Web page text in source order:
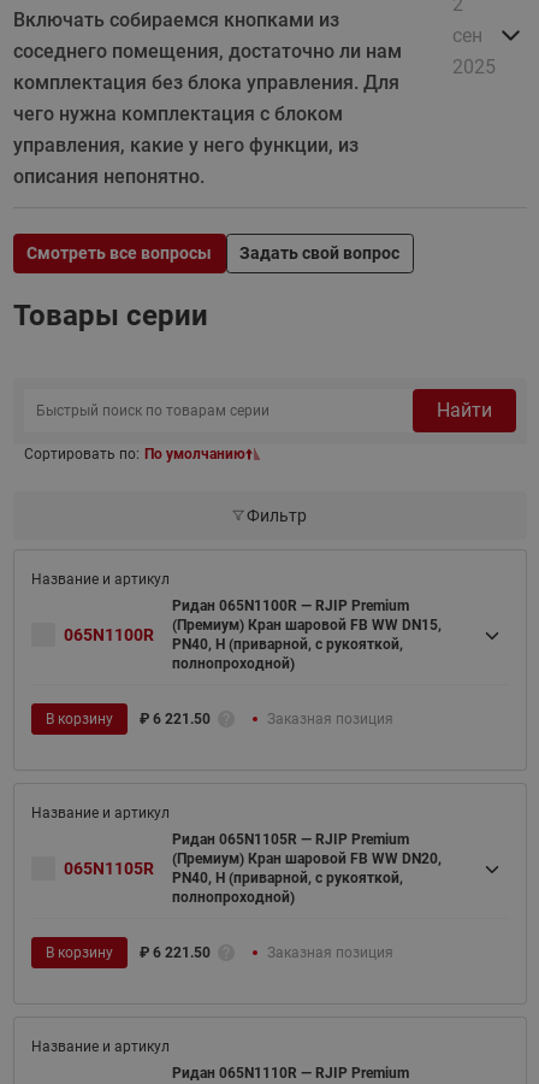
Включать собираемся кнопками из
соседнего помещения, достаточно ли нам
комплектация без блока управления. Для
чего нужна комплектация с блоком
управления, какие у него функции, из
описания непонятно.
сен
2025
Смотреть все вопросы Задать свой вопрос
Товары серии
Найти
Сортировать по: По умолчанию
Фильтр
065N1100R
Ридан 065N1100R — RJIP Premium
(Премиум) Кран шаровой FB WW DN15,
PN40, H (приварной, с рукояткой,
полнопроходной)
В корзину ₽ 6 221.50 Заказная позиция
065N1105R
Ридан 065N1105R — RJIP Premium
(Премиум) Кран шаровой FB WW DN20,
PN40, H (приварной, с рукояткой,
полнопроходной)
В корзину ₽ 6 221.50 Заказная позиция
Ридан 065N1110R — RJIP Premium